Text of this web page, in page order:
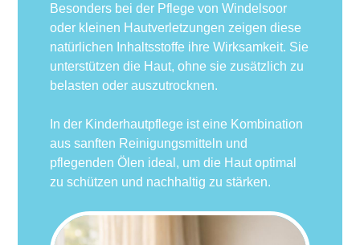
Besonders bei der Pflege von Windelsoor
oder kleinen Hautverletzungen zeigen diese
natürlichen Inhaltsstoffe ihre Wirksamkeit. Sie
unterstützen die Haut, ohne sie zusätzlich zu
belasten oder auszutrocknen.
In der Kinderhautpflege ist eine Kombination
aus sanften Reinigungsmitteln und
pflegenden Ölen ideal, um die Haut optimal
zu schützen und nachhaltig zu stärken.